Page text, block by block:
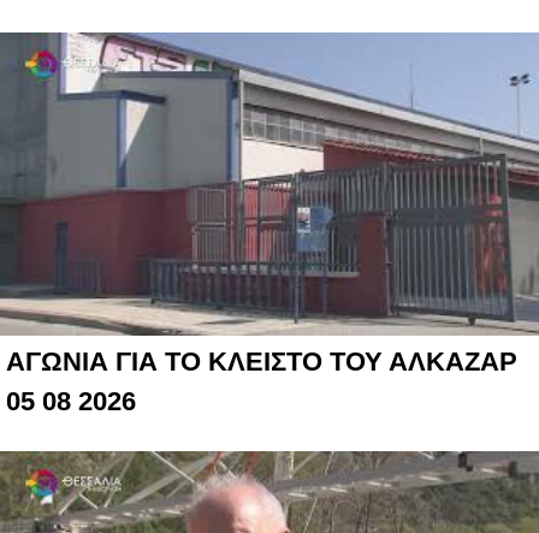
ΑΓΩΝΙΑ ΓΙΑ ΤΟ ΚΛΕΙΣΤΟ ΤΟΥ ΑΛΚΑΖΑΡ
05 08 2026